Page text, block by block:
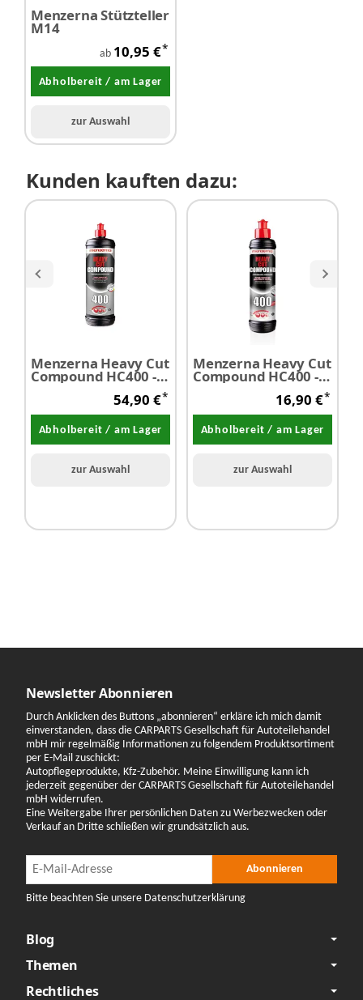
Menzerna Stützteller
M14
ab 10,95 €*
Abholbereit / am Lager
zur Auswahl
Kunden kauften dazu:
Menzerna Heavy Cut
Compound HC400 -
Schleifpaste 1,0 Liter
54,90 €*
Abholbereit / am Lager
zur Auswahl
Menzerna Heavy Cut
Compound HC400 -
Schleifpaste 250 ml
16,90 €*
Abholbereit / am Lager
zur Auswahl
Newsletter Abonnieren
Durch Anklicken des Buttons „abonnieren“ erkläre ich mich damit
einverstanden, dass die CARPARTS Gesellschaft für Autoteilehandel
mbH mir regelmäßig Informationen zu folgendem Produktsortiment
per E-Mail zuschickt:
Autopflegeprodukte, Kfz-Zubehör. Meine Einwilligung kann ich
jederzeit gegenüber der CARPARTS Gesellschaft für Autoteilehandel
mbH widerrufen.
Eine Weitergabe Ihrer persönlichen Daten zu Werbezwecken oder
Verkauf an Dritte schließen wir grundsätzlich aus.
Newsletter Abonnieren Abonnieren
Bitte beachten Sie unsere Datenschutzerklärung
Blog
Themen
Rechtliches